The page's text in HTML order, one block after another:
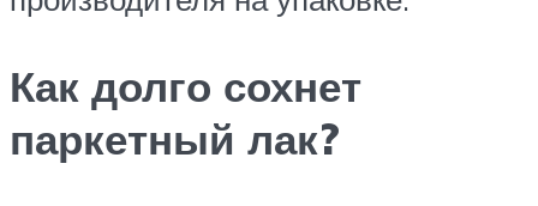
Как долго сохнет
паркетный лак?